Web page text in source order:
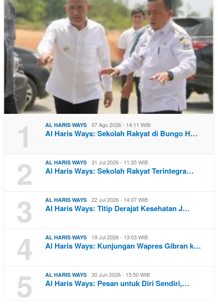
1 AL HARIS WAYS 07 Agu 2026 - 14:11 WIB
Al Haris Ways: Sekolah Rakyat di Bungo H…
2 AL HARIS WAYS 31 Jul 2026 - 11:35 WIB
Al Haris Ways: Sekolah Rakyat Terintegra…
3 AL HARIS WAYS 22 Jul 2026 - 14:07 WIB
Al Haris Ways: Titip Derajat Kesehatan J…
4 AL HARIS WAYS 19 Jul 2026 - 13:03 WIB
Al Haris Ways: Kunjungan Wapres Gibran k…
5 AL HARIS WAYS 30 Jun 2026 - 15:50 WIB
Al Haris Ways: Pesan untuk Diri Sendiri,…